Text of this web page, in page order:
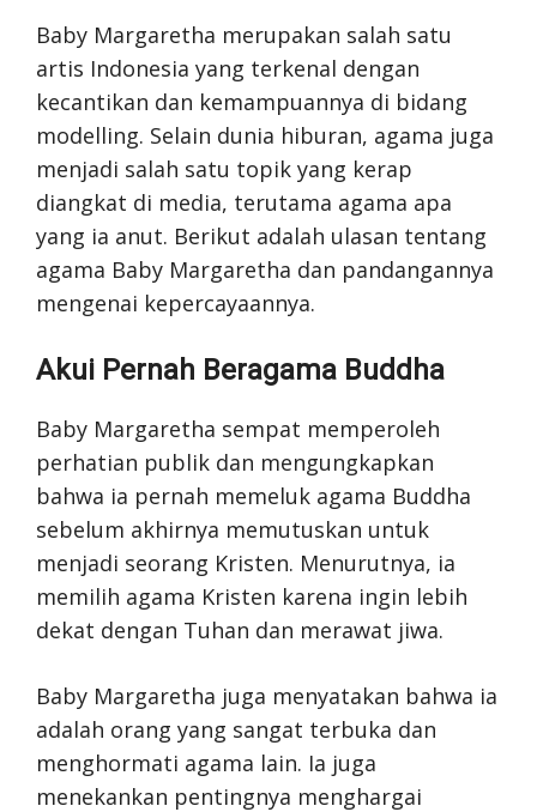
Baby Margaretha merupakan salah satu
artis Indonesia yang terkenal dengan
kecantikan dan kemampuannya di bidang
modelling. Selain dunia hiburan, agama juga
menjadi salah satu topik yang kerap
diangkat di media, terutama agama apa
yang ia anut. Berikut adalah ulasan tentang
agama Baby Margaretha dan pandangannya
mengenai kepercayaannya.
Akui Pernah Beragama Buddha
Baby Margaretha sempat memperoleh
perhatian publik dan mengungkapkan
bahwa ia pernah memeluk agama Buddha
sebelum akhirnya memutuskan untuk
menjadi seorang Kristen. Menurutnya, ia
memilih agama Kristen karena ingin lebih
dekat dengan Tuhan dan merawat jiwa.
Baby Margaretha juga menyatakan bahwa ia
adalah orang yang sangat terbuka dan
menghormati agama lain. Ia juga
menekankan pentingnya menghargai